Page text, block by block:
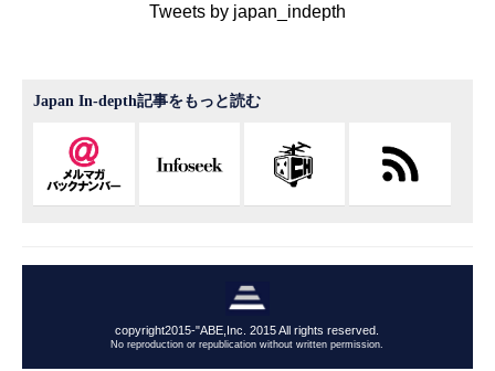
Tweets by japan_indepth
Japan In-depth記事をもっと読む
copyright2015-"ABE,Inc. 2015 All rights reserved.
No reproduction or republication without written permission.